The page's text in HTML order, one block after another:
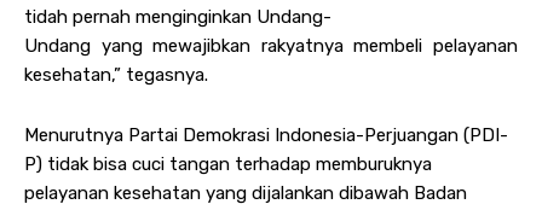
tidah pernah menginginkan Undang-
Undang yang mewajibkan rakyatnya membeli pelayanan
kesehatan,” tegasnya.
Menurutnya Partai Demokrasi Indonesia-Perjuangan (PDI-
P) tidak bisa cuci tangan terhadap memburuknya
pelayanan kesehatan yang dijalankan dibawah Badan